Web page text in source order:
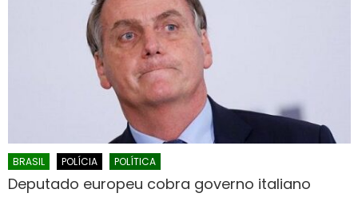
BRASIL POLÍCIA POLÍTICA
Deputado europeu cobra governo italiano